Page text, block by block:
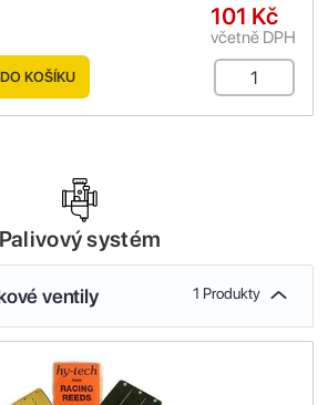
101 Kč
včetně DPH
KOŠÍKU
Palivový systém
ventily 1 Produkty